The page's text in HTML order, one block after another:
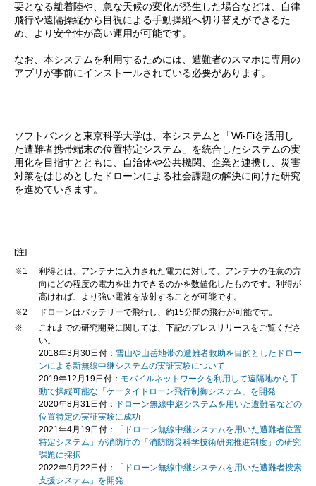
要となる離着陸や、急な天候の変化が発生した場合などは、自律
飛行や遠隔操縦から目視による手動操縦へ切り替えができるた
め、より安全性が高い運用が可能です。
なお、本システムを利用するためには、遭難者のスマホに専用の
アプリが事前にインストールされている必要があります。
ソフトバンクと東京科学大学は、本システムと「Wi-Fiを活用し
た遭難者携帯端末の位置特定システム」を統合したシステムの実
用化を目指すとともに、自治体や公共機関、企業と連携し、災害
対策をはじめとしたドローンによる社会課題の解決に向けた研究
を進めていきます。
[注]
※1
利得とは、アンテナに入力された電力に対して、アンテナの任意の方
向にどの程度の電力を出力できるのかを数値化したものです。利得が
高ければ、より強い電波を放射することが可能です。
※2
ドローンはバッテリーで飛行し、約15分間の飛行が可能です。
※
これまでの研究開発に関しては、下記のプレスリリースをご覧くださ
い。
2018年3月30日付： 雪山や山岳地帯の遭難者救助を目的としたドロー
ンによる新無線中継システムの実証実験について
2019年12月19日付： モバイルネットワークを利用して遠隔地から手
動で操縦可能な「ケータイドローン飛行制御システム」を開発
2020年8月31日付：
ドローン無線中継システムを用いた遭難者などの
位置特定の実証実験に成功
2021年4月19日付：
「ドローン無線中継システムを用いた遭難者位置
特定システム」が消防庁の「消防防災科学技術研究推進制度」の研究
課題に採択
2022年9月22日付：
「ドローン無線中継システムを用いた遭難者捜索
支援システム」を開発